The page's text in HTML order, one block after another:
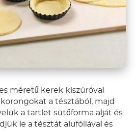
méretű kerek kiszúróval
a tésztából, majd
a tartlet sütőforma alját és
le a tésztát alufóliával és